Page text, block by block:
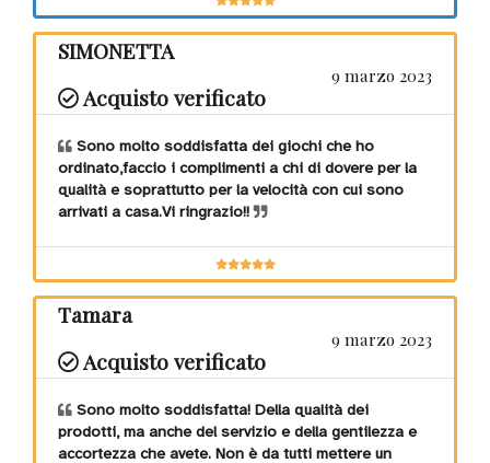
SIMONETTA
9 marzo 2023
Acquisto verificato
Sono molto soddisfatta dei giochi che ho
ordinato,faccio i complimenti a chi di dovere per la
qualità e soprattutto per la velocità con cui sono
arrivati a casa.Vi ringrazio!!
Tamara
9 marzo 2023
Acquisto verificato
Sono molto soddisfatta! Della qualità dei
prodotti, ma anche del servizio e della gentilezza e
accortezza che avete. Non è da tutti mettere un